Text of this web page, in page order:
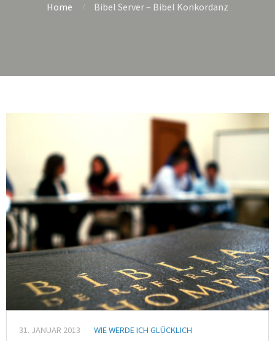
Home Bibel Server – Bibel Konkordanz
31. JANUAR 2013
WIE WERDE ICH GLÜCKLICH